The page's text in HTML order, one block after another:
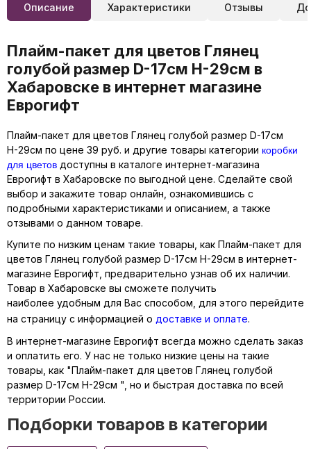
Описание Характеристики Отзывы
Плайм-пакет для цветов Глянец
голубой размер D-17см Н-29см в
Хабаровске в интернет магазине
Еврогифт
Плайм-пакет для цветов Глянец голубой размер D-17см
Н-29см по цене 39 руб. и другие товары категории коробки
для цветов доступны в каталоге интернет-магазина
Еврогифт в Хабаровске по выгодной цене. Сделайте свой
выбор и закажите товар онлайн, ознакомившись с
подробными характеристиками и описанием, а также
отзывами о данном товаре.
Купите по низким ценам такие товары, как Плайм-пакет для
цветов Глянец голубой размер D-17см Н-29см в интернет-
магазине Еврогифт, предварительно узнав об их наличии.
Товар в Хабаровске вы сможете получить
наиболее удобным для Вас способом, для этого перейдите
на страницу с информацией о доставке и оплате.
В интернет-магазине Еврогифт всегда можно сделать заказ
и оплатить его. У нас не только низкие цены на такие
товары, как "Плайм-пакет для цветов Глянец голубой
размер D-17см Н-29см ", но и быстрая доставка по всей
территории России.
Подборки товаров в категории